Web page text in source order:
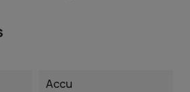
Accu